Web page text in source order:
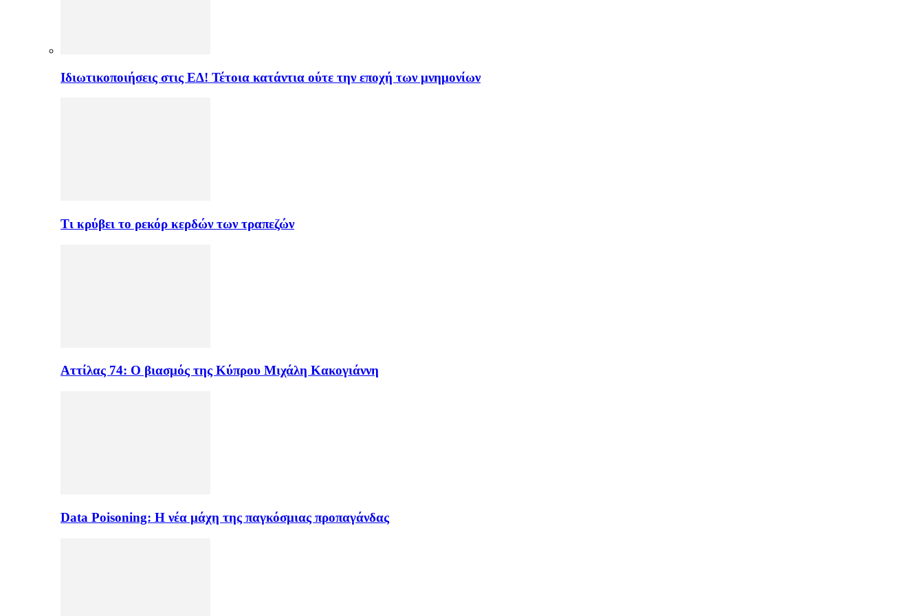
Ιδιωτικοποιήσεις στις ΕΔ! Τέτοια κατάντια ούτε την εποχή των μνημονίων
Τι κρύβει το ρεκόρ κερδών των τραπεζών
Αττίλας 74: Ο βιασμός της Κύπρου Μιχάλη Κακογιάννη
Data Poisoning: Η νέα μάχη της παγκόσμιας προπαγάνδας